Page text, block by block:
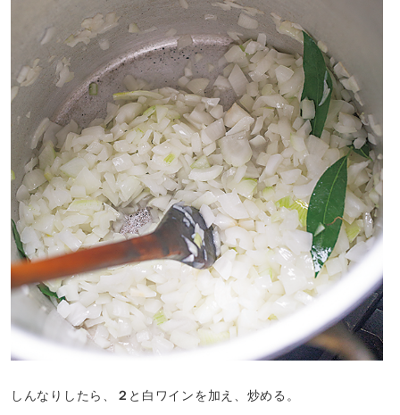
しんなりしたら、 ２ と白ワインを加え、炒める。